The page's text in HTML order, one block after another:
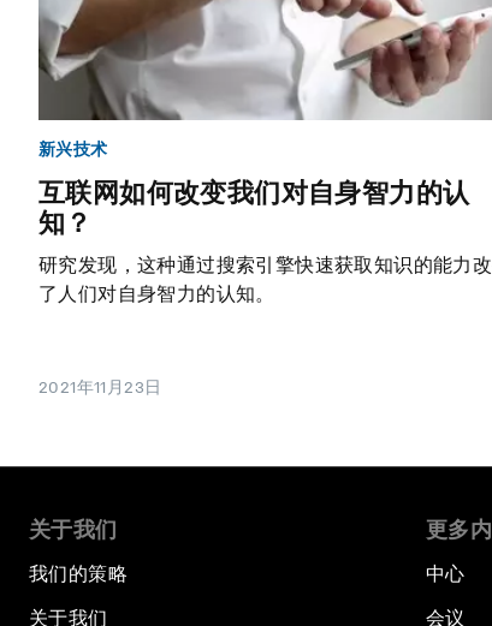
新兴技术
互联网如何改变我们对自身智力的认
知？
研究发现，这种通过搜索引擎快速获取知识的能力
了人们对自身智力的认知。
2021年11月23日
关于我们
我们的策略
关于我们
更多
中心
会议